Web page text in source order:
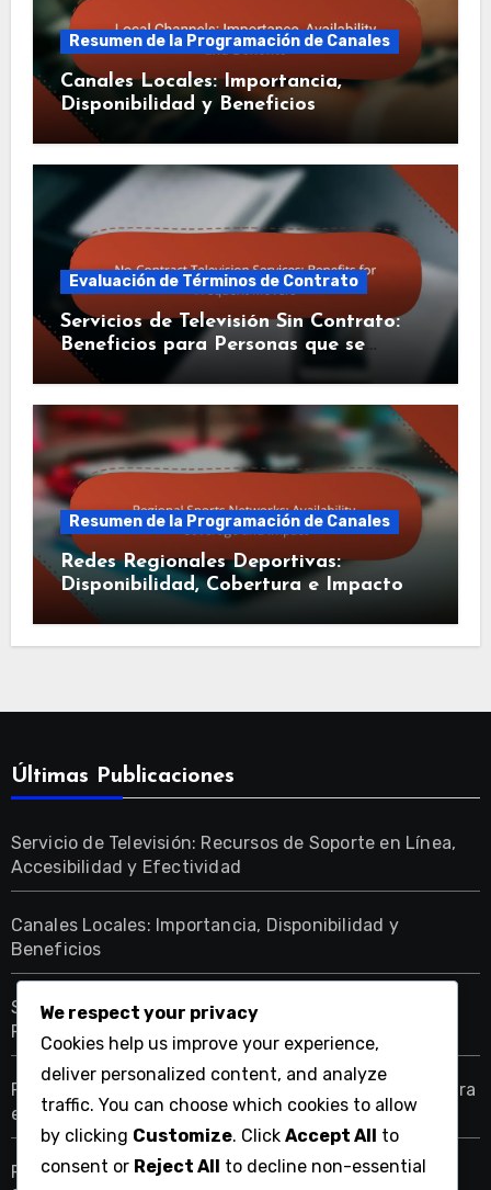
Resumen de la Programación de Canales
Canales Locales: Importancia,
Disponibilidad y Beneficios
Evaluación de Términos de Contrato
Servicios de Televisión Sin Contrato:
Beneficios para Personas que se
Mudan Frecuentemente
Resumen de la Programación de Canales
Redes Regionales Deportivas:
Disponibilidad, Cobertura e Impacto
Últimas Publicaciones
Servicio de Televisión: Recursos de Soporte en Línea,
Accesibilidad y Efectividad
Canales Locales: Importancia, Disponibilidad y
Beneficios
Servicios de Televisión Sin Contrato: Beneficios para
Personas que se Mudan Frecuentemente
Redes Regionales Deportivas: Disponibilidad, Cobertura
e Impacto
Paquetes de Televisión: Impacto de Streaming
We respect your privacy
Cookies help us improve your experience,
deliver personalized content, and analyze
traffic. You can choose which cookies to allow
by clicking Customize. Click Accept All to
consent or Reject All to decline non-essential